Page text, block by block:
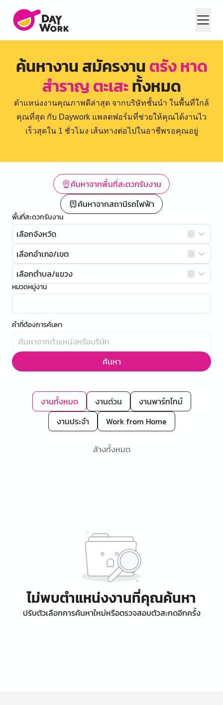
ค้นหางาน สมัครงานตรัง หาด
สำราญ ตะเสะทั้งหมด
ตำแหน่งงานคุณภาพดีล่าสุด จากบริษัทชั้นนำ ในพื้นที่ใกล้
คุณที่สุด กับ Daywork แพลตฟอร์มที่ช่วยให้คุณได้งานไว
เร็วสุดใน 1 ชั่วโมง เส้นทางต่อไปในอาชีพรอคุณอยู่
ค้นหาจากพื้นที่สะดวกรับงาน
ค้นหาจากสถานีรถไฟฟ้า
พื้นที่สะดวกรับงาน
เลือกจังหวัด
เลือกอำเภอ/เขต
เลือกตำบล/แขวง
หมวดหมู่งาน
คำที่ต้องการค้นหา
ค้นหา
งานทั้งหมด งานด่วน
งานพาร์ทไทม์
งานประจำ
Work from Home
ล้างทั้งหมด
ไม่พบตำแหน่งงานที่คุณค้นหา
ปรับตัวเลือกการค้นหาใหม่หรือตรวจสอบตัวสะกดอีกครั้ง